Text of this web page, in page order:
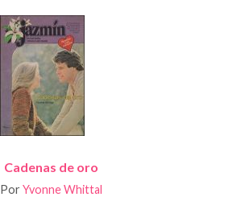
Cadenas de oro
Por Yvonne Whittal